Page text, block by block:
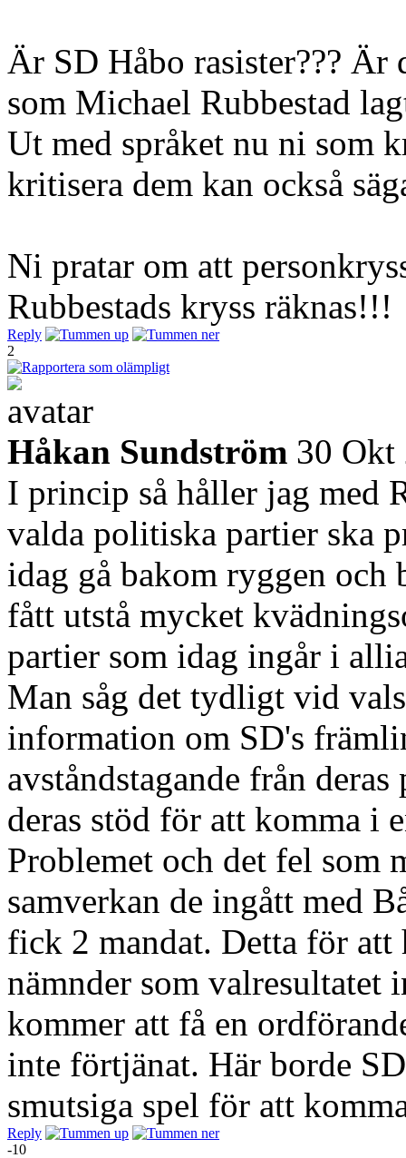
Är SD Håbo rasister??? Är
som Michael Rubbestad
Ut med språket nu ni som
kritisera dem kan också
Ni pratar om att
Rubbestads kryss räknas!!!
Reply
2
Håkan Sundström 30 Okt
I princip så håller jag med
valda politiska partier ska
idag gå bakom ryggen och
fått utstå mycket
partier som idag ingår i
Man såg det tydligt vid
information om SD's
avståndstagande från
deras stöd för att komma i
Problemet och det fel som
samverkan de ingått med
fick 2 mandat. Detta för
nämnder som valresultatet
kommer att få en
inte förtjänat. Här borde
smutsiga spel för att
Reply
-10